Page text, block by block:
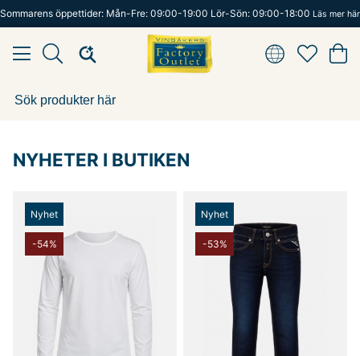
Sommarens öppettider: Mån-Fre: 09:00-19:00 Lör-Sön: 09:00-18:00 Läs mer här
NYHETER I BUTIKEN
Nyhet
-54%
Nyhet
-53%